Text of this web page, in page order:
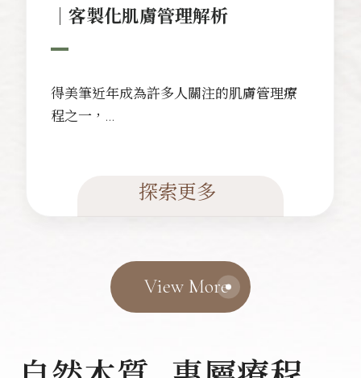
｜客製化肌膚管理解析
得美筆近年成為許多人關注的肌膚管理療
程之一，
「依照個人膚況規劃」
療程前需要先由專業人員評估膚況、
敏感程度、保養習慣與期待目標，
探索更多
View More